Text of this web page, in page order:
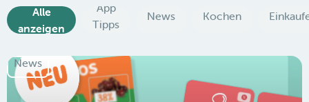
Alle
anzeigen
App
Tipps
News Kochen
News